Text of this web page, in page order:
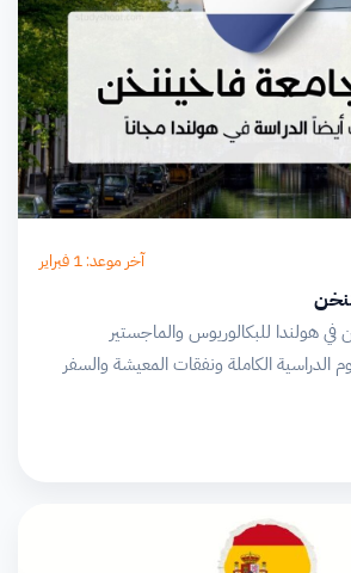
آخر موعد: 1 فبراير
هولندا للبكالوريوس والماجستير
الدراسية الكاملة ونفقات المعيشة والسفر